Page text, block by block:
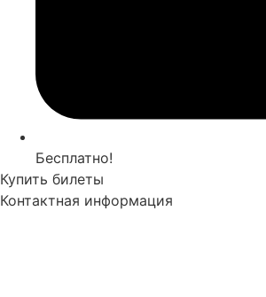
Бесплатно!
Купить билеты
Контактная информация